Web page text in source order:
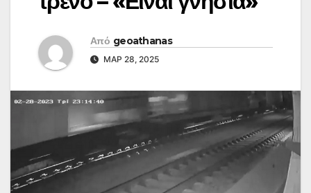
Από geoathanas
ΜΑΡ 28, 2025